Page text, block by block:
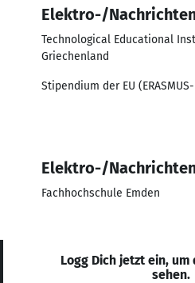
Elektro-/
Technological Educational
Griechenland
Stipendium der EU
Elektro-/
Fachhochschule Emden
Logg Dich jetzt ein,
sehen.